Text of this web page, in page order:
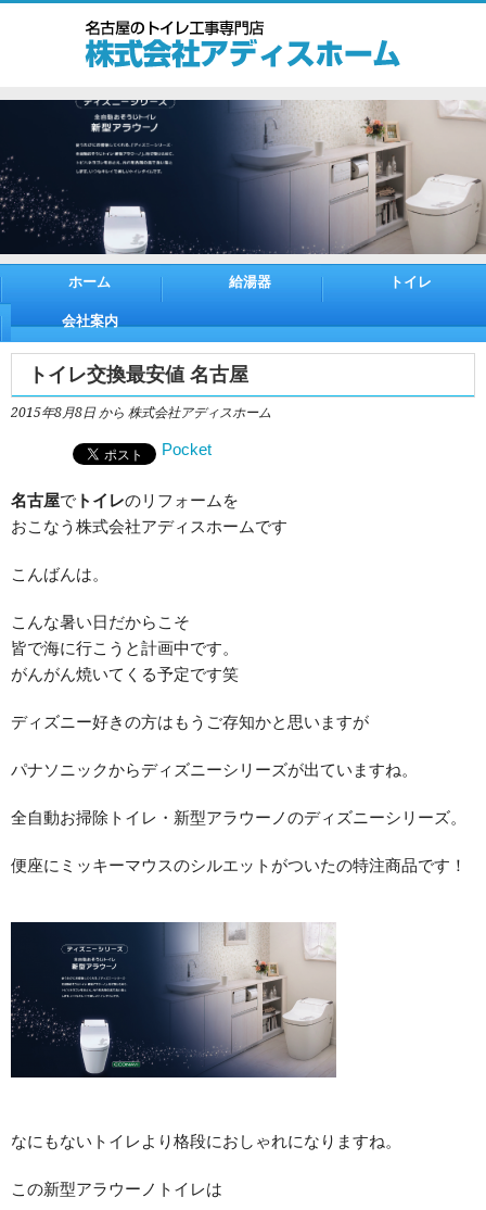
ホーム 給湯器 トイレ
会社案内
トイレ交換最安値 名古屋
2015年8月8日 から 株式会社アディスホーム
Pocket
名古屋で トイレのリフォームを
おこなう株式会社アディスホームです
こんばんは。
こんな暑い日だからこそ
皆で海に行こうと計画中です。
がんがん焼いてくる予定です笑
ディズニー好きの方はもうご存知かと思いますが
パナソニックからディズニーシリーズが出ていますね。
全自動お掃除トイレ・新型アラウーノのディズニーシリーズ。
便座にミッキーマウスのシルエットがついたの特注商品です！
なにもないトイレより格段におしゃれになりますね。
この新型アラウーノトイレは